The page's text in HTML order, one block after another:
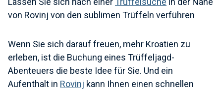
von Rovinj von den sublimen Trüffeln verführen
Wenn Sie sich darauf freuen, mehr Kroatien zu
erleben, ist die Buchung eines Trüffeljagd-
Abenteuers die beste Idee für Sie. Und ein
Aufenthalt in Rovinj kann Ihnen einen schnellen